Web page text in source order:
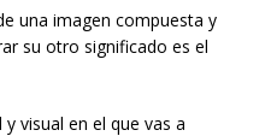
una imagen compuesta y
su otro significado es el
visual en el que vas a